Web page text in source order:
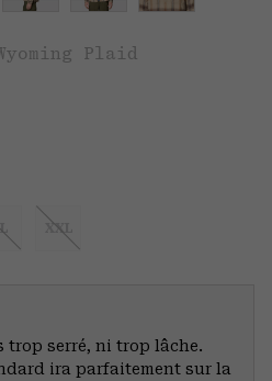
Plaid
XXL
trop serré, ni trop lâche.
ira parfaitement sur la